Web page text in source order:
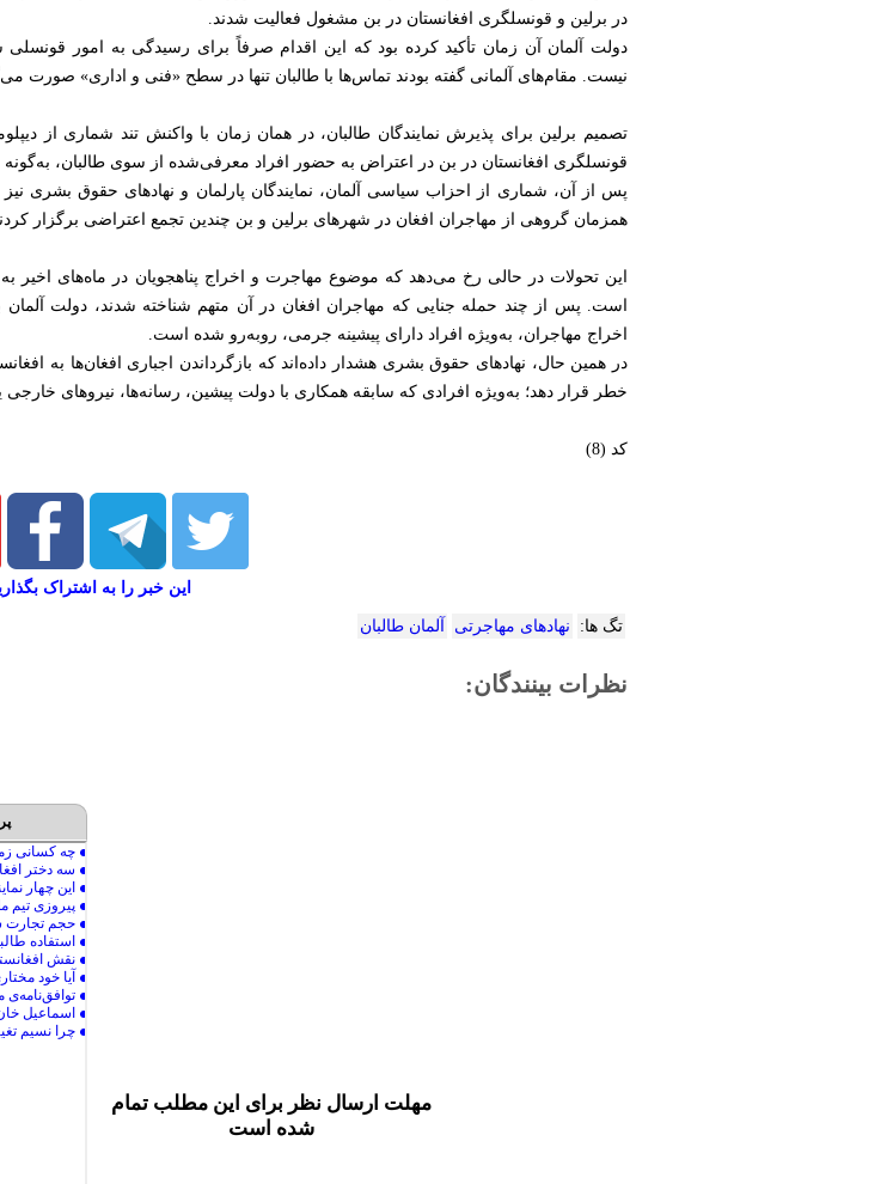
در برلین و قونسلگری افغانستان در بن مشغول فعالیت شدند.
دولت آلمان آن زمان تأکید کرده بود که این اقدام صرفاً برای رسیدگی به امور
نیست. مقام‌های آلمانی گفته بودند تماس‌ها با طالبان تنها در سطح «فنی و اداری» صورت
قونسلگری افغانستان در بن در اعتراض به حضور افراد معرفی‌شده از سوی طالبان، به‌گونه
پس از آن، شماری از احزاب سیاسی آلمان، نمایندگان پارلمان و نهادهای حقوق بشری
همزمان گروهی از مهاجران افغان در شهرهای برلین و بن چندین تجمع اعتراضی برگزار
این تحولات در حالی رخ می‌دهد که موضوع مهاجرت و اخراج پناهجویان در ماه‌های اخیر
است. پس از چند حمله جنایی که مهاجران افغان در آن متهم شناخته شدند، دولت
اخراج مهاجران، به‌ویژه افراد دارای پیشینه جرمی، روبه‌رو شده است.
در همین حال، نهادهای حقوق بشری هشدار داده‌اند که بازگرداندن اجباری افغان‌ها به
خطر قرار دهد؛ به‌ویژه افرادی که سابقه همکاری با دولت پیشین، رسانه‌ها، نیروهای خارجی
کد (8)
این خبر را به اشتراک
تگ ها: نهادهای مهاجرتی آلمان طالبان
نظرات بینندگان:
مهلت ارسال نظر برای این مطلب تمام
شده است